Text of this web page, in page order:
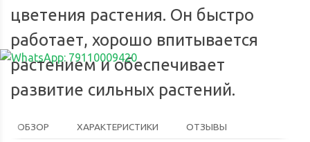
цветения растения. Он быстро
работает, хорошо впитывается
растением и обеспечивает
развитие сильных растений.
ОБЗОР ХАРАКТЕРИСТИКИ ОТЗЫВЫ